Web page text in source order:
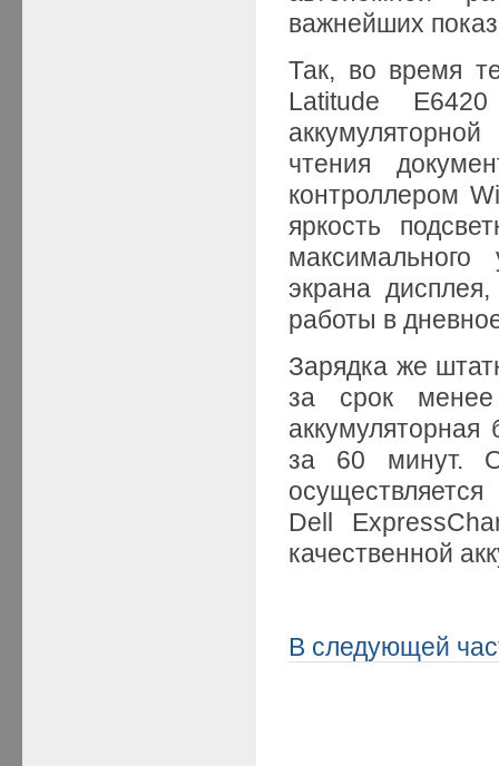
важнейших
Так, во время
Latitude
чтения
контроллером
яркость
экрана
работы в
Зарядка же
за срок
за 60 минут.
Dell
качественной
В следующей